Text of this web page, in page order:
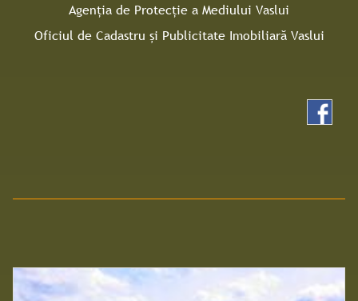
Agenţia de Protecţie a Mediului Vaslui
Oficiul de Cadastru și Publicitate Imobiliară Vaslui